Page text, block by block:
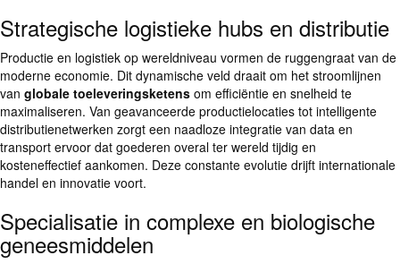
Strategische logistieke hubs en distributie
Productie en logistiek op wereldniveau vormen de ruggengraat van de
moderne economie. Dit dynamische veld draait om het stroomlijnen
van globale toeleveringsketens om efficiëntie en snelheid te
maximaliseren. Van geavanceerde productielocaties tot intelligente
distributienetwerken zorgt een naadloze integratie van data en
transport ervoor dat goederen overal ter wereld tijdig en
kosteneffectief aankomen. Deze constante evolutie drijft internationale
handel en innovatie voort.
Specialisatie in complexe en biologische
geneesmiddelen